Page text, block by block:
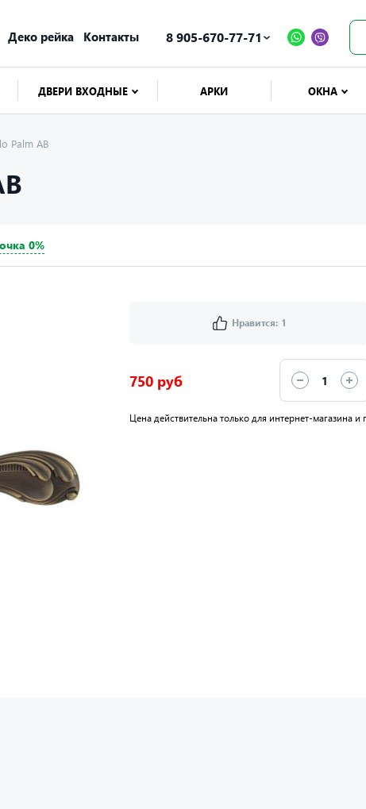
Деко рейка Контакты 8 905-670-77-71
ДВЕРИ ВХОДНЫЕ АРКИ ОКНА
Palm AB
0%
Нравится: 1
750 руб
Цена действительна только для интернет-магазина